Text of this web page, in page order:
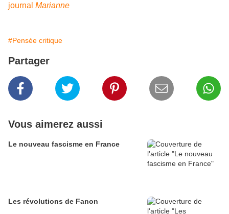
journal Marianne
#Pensée critique
Partager
Vous aimerez aussi
Le nouveau fascisme en France
Les révolutions de Fanon